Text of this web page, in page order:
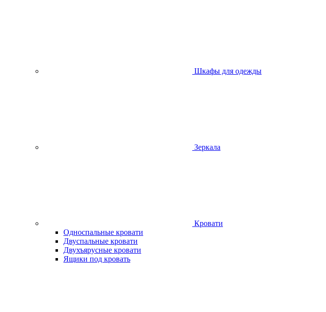
Шкафы для одежды
Зеркала
Кровати
Односпальные кровати
Двуспальные кровати
Двухъярусные кровати
Ящики под кровать